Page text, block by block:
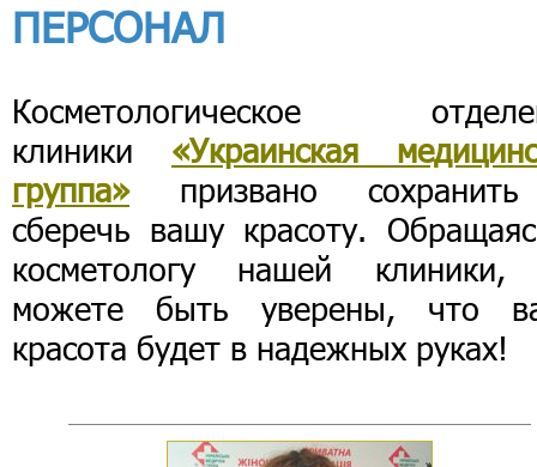
ПЕРСОНАЛ
Косметологическое
клиники «Украинская
группа»призвано
сберечь вашу красоту.
косметологу нашей
можете быть уверены, что
красота будет в надежных руках!